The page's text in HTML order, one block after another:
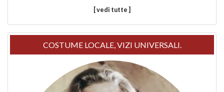
[ vedi tutte ]
COSTUME LOCALE, VIZI UNIVERSALI.